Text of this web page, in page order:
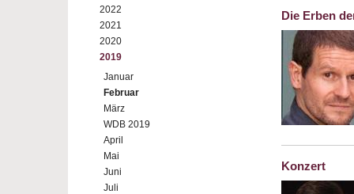
2022
2021
2020
2019
Januar
Februar
März
WDB 2019
April
Mai
Juni
Juli
Die Erben
Konzert